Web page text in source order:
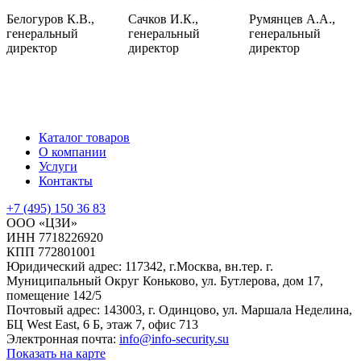
Белогуров К.В.,
генеральный
директор
Сачков И.К.,
генеральный
директор
Румянцев А.А.,
генеральный
директор
Каталог товаров
О компании
Услуги
Контакты
+7 (495) 150 36 83
ООО «ЦЗИ»
ИНН 7718226920
КПП 772801001
Юридический адрес: 117342, г.Москва, вн.тер. г.
Муниципальный Округ Коньково, ул. Бутлерова, дом 17,
помещение 142/5
Почтовый адрес: 143003, г. Одинцово, ул. Маршала Неделина,
БЦ West East, 6 Б, этаж 7, офис 713
Электронная почта: info@info-security.su
Показать на карте